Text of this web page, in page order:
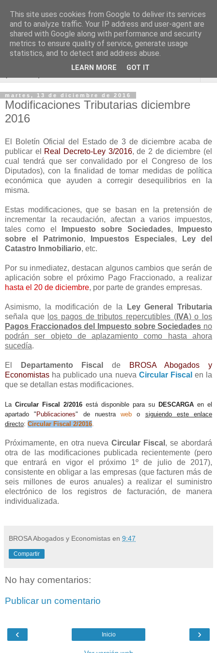
Blog de Economía y
Derecho
martes, 13 de diciembre de 2016
Modificaciones Tributarias diciembre
2016
El Boletín Oficial del Estado de 3 de diciembre acaba de
publicar el Real Decreto-Ley 3/2016, de 2 de diciembre (el
cual tendrá que ser convalidado por el Congreso de los
Diputados), con la finalidad de tomar medidas de política
económica que ayuden a corregir desequilibrios en la
misma.
Estas modificaciones, que se basan en la pretensión de
incrementar la recaudación, afectan a varios impuestos,
tales como el
Impuesto sobre Sociedades,
Impuesto
sobre el Patrimonio, Impuestos Especiales,
Ley del
Catastro Inmobiliario, etc.
Por su inmediatez, destacan algunos cambios que serán de
aplicación sobre el próximo Pago Fraccionado, a realizar
hasta el 20 de diciembre, por parte de grandes empresas.
Asimismo, la modificación de la
Ley General Tributaria
señala que los pagos de tributos repercutibles (IVA) o los
Pagos Fraccionados del Impuesto sobre Sociedades no
podrán ser objeto de aplazamiento como hasta ahora
sucedía.
El Departamento Fiscal de
BROSA Abogados y
Economistas ha publicado una nueva Circular Fiscal en la
que se detallan estas modificaciones.
La Circular Fiscal 2/2016 está disponible para su DESCARGA en el
apartado " Publicaciones" de nuestra webo siguiendo este enlace
directo: Circular Fiscal 2/2016
Próximamente, en otra nueva Circular Fiscal , se abordará
otra de las modificaciones publicada recientemente (pero
que entrará en vigor el próximo 1º de julio de 2017),
consistente en obligar a las empresas (que facturen más de
seis millones de euros anuales) a realizar el suministro
electrónico de los registros de facturación, de manera
individualizada.
BROSA Abogados y Economistas en 9:47
Compartir
No hay comentarios:
Publicar un comentario
‹ ›
Inicio
This site uses cookies from Google to deliver its services
and to analyze traffic. Your IP address and user-agent are
shared with Google along with performance and security
metrics to ensure quality of service, generate usage
statistics, and to detect and address abuse.
LEARN MORE GOT IT